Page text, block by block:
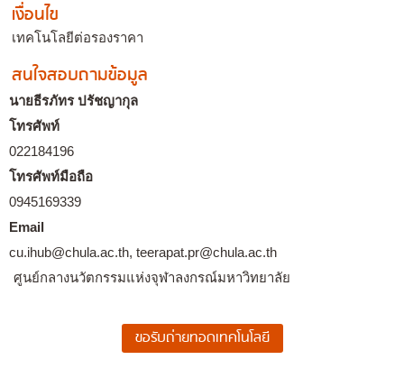
เงื่อนไข
เทคโนโลยีต่อรองราคา
สนใจสอบถามข้อมูล
นายธีรภัทร ปรัชญากุล
โทรศัพท์
022184196
โทรศัพท์มือถือ
0945169339
Email
cu.ihub@chula.ac.th, teerapat.pr@chula.ac.th
ศูนย์กลางนวัตกรรมแห่งจุฬาลงกรณ์มหาวิทยาลัย